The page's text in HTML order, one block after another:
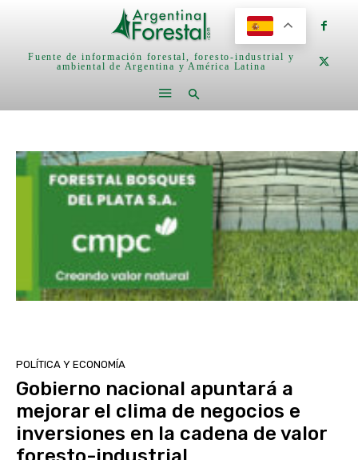
Fuente de información forestal, foresto-industrial y
ambiental de Argentina y América Latina
POLÍTICA Y ECONOMÍA
Gobierno nacional apuntará a
mejorar el clima de negocios e
inversiones en la cadena de valor